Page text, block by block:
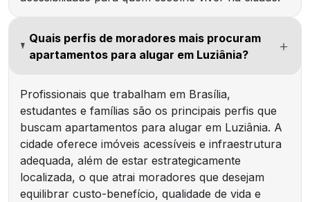
Quais perfis de moradores mais procuram
apartamentos para alugar em Luziânia?
Profissionais que trabalham em Brasília,
estudantes e famílias são os principais perfis que
buscam apartamentos para alugar em Luziânia. A
cidade oferece imóveis acessíveis e infraestrutura
adequada, além de estar estrategicamente
localizada, o que atrai moradores que desejam
equilibrar custo-benefício, qualidade de vida e